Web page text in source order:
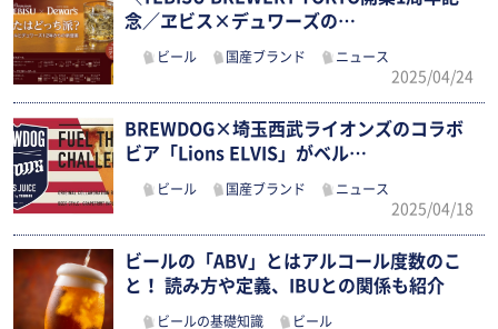
念／ヱビス×デュワーズの…
ビール 国産ブランド ニュース
2025/04/24
BREWDOG×埼玉西武ライオンズのコラボ
ビア「Lions ELVIS」がベル…
ビール 国産ブランド ニュース
2025/04/18
ビールの「ABV」とはアルコール度数のこ
と！ 読み方や定義、IBUとの関係も紹介
ビールの基礎知識 ビール